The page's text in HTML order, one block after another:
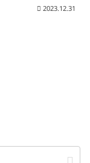
2023.12.31